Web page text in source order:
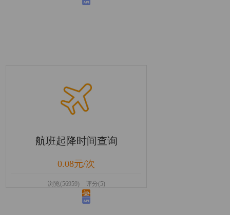
航班起降时间查询
0.08元/次
浏览(56959) 评分(5)